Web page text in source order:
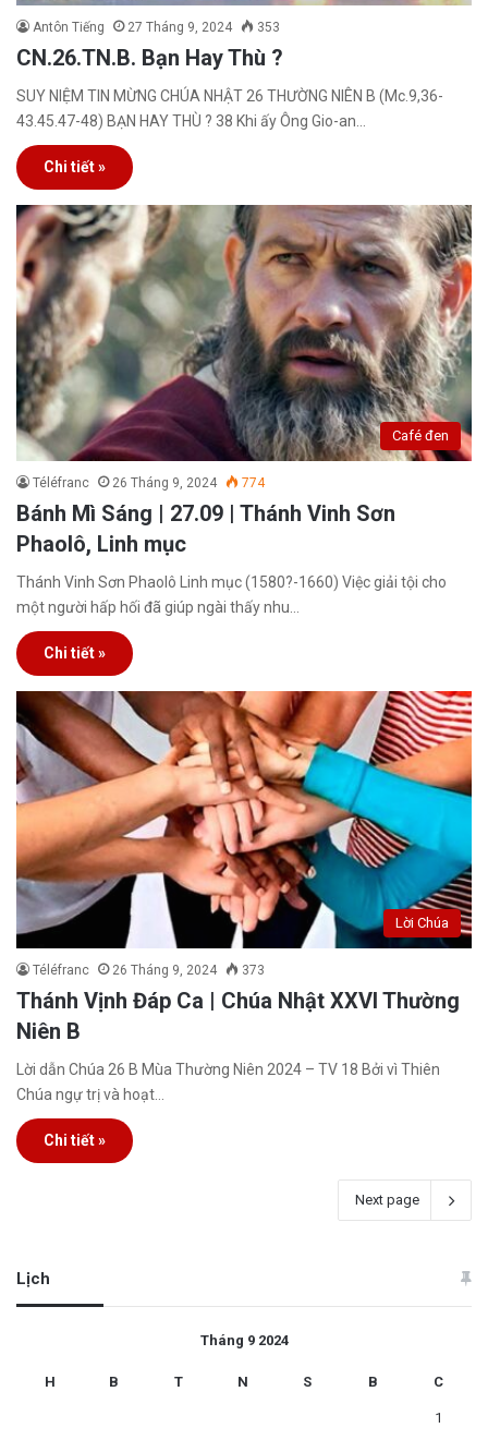
Antôn Tiếng 27 Tháng 9, 2024 353
CN.26.TN.B. Bạn Hay Thù ?
SUY NIỆM TIN MỪNG CHÚA NHẬT 26 THƯỜNG NIÊN B (Mc.9,36-
43.45.47-48) BẠN HAY THÙ ? 38 Khi ấy Ông Gio-an…
Chi tiết »
Café đen
Téléfranc 26 Tháng 9, 2024 774
Bánh Mì Sáng | 27.09 | Thánh Vinh Sơn
Phaolô, Linh mục
Thánh Vinh Sơn Phaolô Linh mục (1580?-1660) Việc giải tội cho
một người hấp hối đã giúp ngài thấy nhu…
Chi tiết »
Lời Chúa
Téléfranc 26 Tháng 9, 2024 373
Thánh Vịnh Đáp Ca | Chúa Nhật XXVI Thường
Niên B
Lời dẫn Chúa 26 B Mùa Thường Niên 2024 – TV 18 Bởi vì Thiên
Chúa ngự trị và hoạt…
Chi tiết »
Next page
Lịch
Tháng 9 2024
H B T N S B C
1